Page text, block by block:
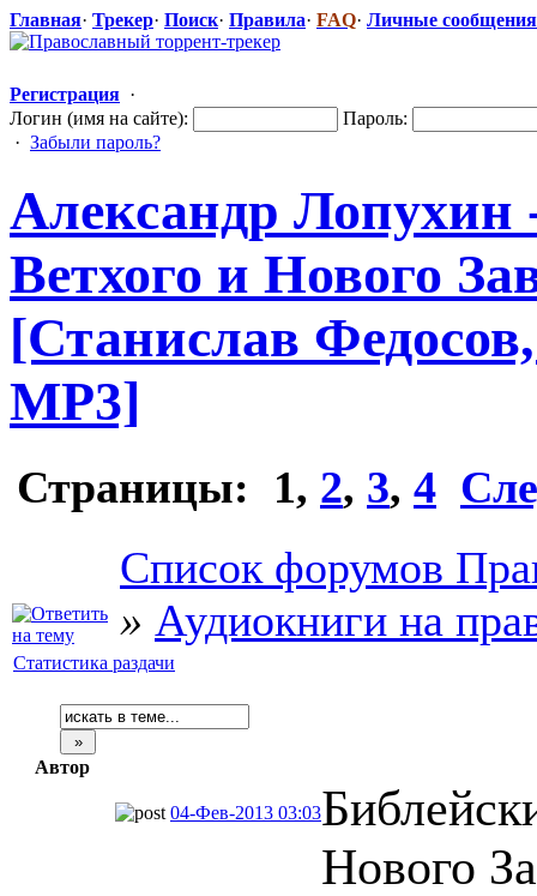
Главная· Трекер· Поиск· Правила· FAQ· Личные сообщения
Регистрация ·
Логин (имя на сайте):
Пароль:
· Забыли пароль?
Александр Лопухин
Ветхого и Нового
[Станислав
MP3]
Страницы: 1, 2, 3, 4
Список форумов
» Аудиокниги на
Статистика раздачи
Автор
04-Фев-2013 03:03
Нового